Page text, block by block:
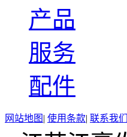
产品
服务
配件
网站地图 | 使用条款| 联系我们